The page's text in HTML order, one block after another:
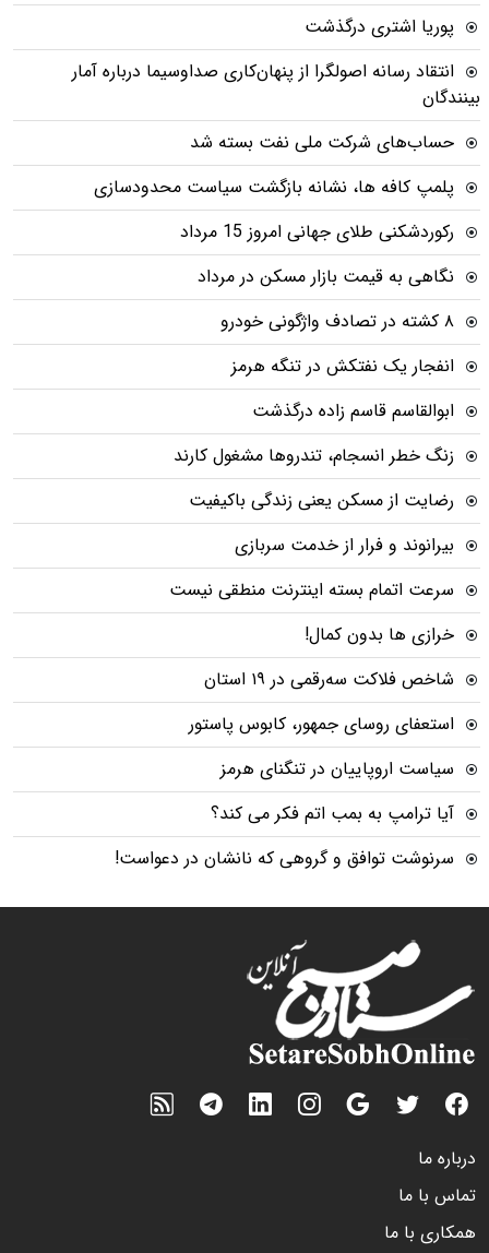
پوریا اشتری درگذشت
انتقاد رسانه اصولگرا از پنهان‌کاری صداوسیما درباره آمار
بینندگان
حساب‌های شرکت ملی نفت بسته شد
پلمپ کافه ها، نشانه بازگشت سیاست محدودسازی
رکوردشکنی طلای جهانی امروز 15 مرداد
نگاهی به قیمت بازار مسکن در مرداد
۸ کشته در تصادف واژگونی خودرو
انفجار یک نفتکش در تنگه هرمز
ابوالقاسم قاسم زاده درگذشت
زنگ خطر انسجام، تندروها مشغول کارند
رضایت از مسکن یعنی زندگی باکیفیت
بیرانوند و فرار از خدمت سربازی
سرعت اتمام بسته‌ اینترنت منطقی نیست
خرازی ها بدون کمال!
شاخص فلاکت سه‌رقمی در ۱۹ استان
استعفای روسای جمهور، کابوس پاستور
سیاست اروپاییان در تنگنای هرمز
آیا ترامپ به بمب اتم فکر می کند؟
سرنوشت توافق و گروهی که نانشان در دعواست!
درباره ما
تماس با ما
همکاری با ما